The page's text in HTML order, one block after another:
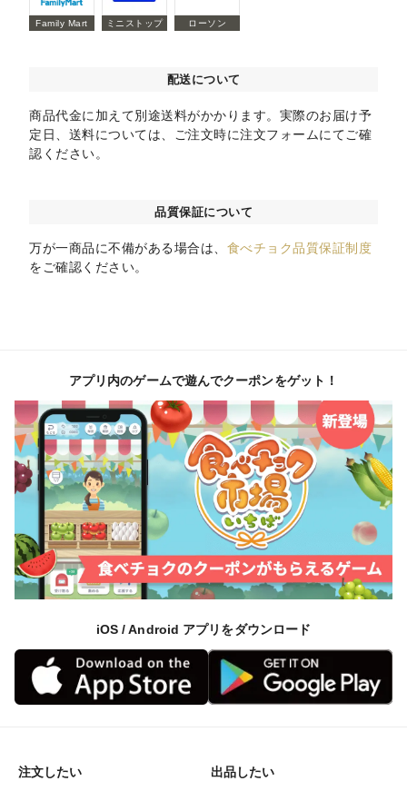
Family Mart ミニストップ ローソン
配送について
商品代金に加えて別途送料がかかります。実際のお届け予
定日、送料については、ご注文時に注文フォームにてご確
認ください。
品質保証について
万が一商品に不備がある場合は、 食べチョク品質保証制度
をご確認ください。
アプリ内のゲームで遊んでクーポンをゲット！
iOS / Android アプリをダウンロード
注文したい 出品したい